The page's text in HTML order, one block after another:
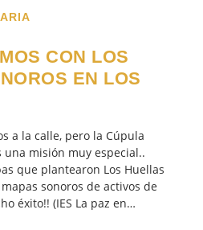
CON LOS
EN LOS
a la calle, pero la Cúpula
una misión muy especial..
que plantearon Los Huellas
sonoros de activos de
éxito!! (IES La paz en…